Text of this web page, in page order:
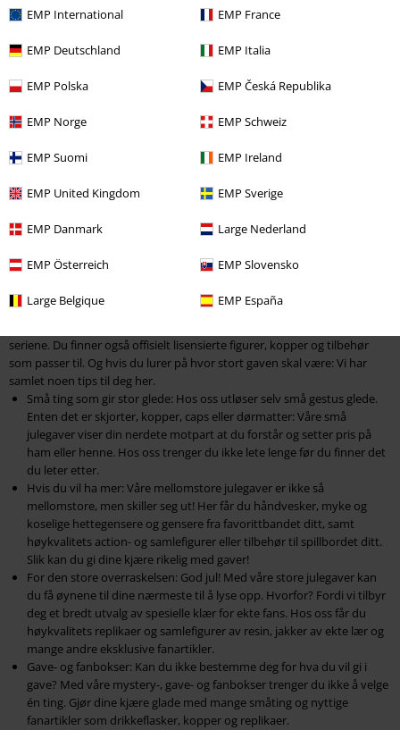
EMP International EMP France
EMP Deutschland EMP Italia
EMP Polska EMP Česká Republika
EMP Norge EMP Schweiz
EMP Suomi EMP Ireland
EMP United Kingdom EMP Sverige
EMP Danmark Large Nederland
EMP Österreich EMP Slovensko
Large Belgique EMP España
gaver!
Ho ho ho! Julen står for døren. Er pepperkakene tilbake i
Det føles som om høytiden alltid kommer litt for tidlig. Men ikke få
I vår nettbutikk finner du de perfekte julegavene for en fan-tastisk
Med vårtbrede utvalg av merch
samler vi fans og nerds under juletreet.
Hvert år begynner jakten på den perfekte julegaven
Har du ikke lyst til å gi bort dusjgel og deospray? Unngå bestemor-og-
bestefar-gaver ved å velge det fineste merch på denne siden av
fanbasen!
Tror du at kreative og kule julegaver ikke er din sterke side? Da kan du
overbevise deg selv om det motsatte med våre gaveideer!
seriene. Du finner også offisielt lisensierte figurer, kopper og tilbehør
som passer til. Og hvis du lurer på hvor stort gaven skal være: Vi har
samlet noen tips til deg her.
Små ting som gir stor glede: Hos oss utløser selv små gestus glede.
Enten det er skjorter, kopper, caps eller dørmatter: Våre små
julegaver viser din nerdete motpart at du forstår og setter pris på
ham eller henne. Hos oss trenger du ikke lete lenge før du finner det
du leter etter.
Hvis du vil ha mer: Våre mellomstore julegaver er ikke så
mellomstore, men skiller seg ut! Her får du håndvesker, myke og
koselige hettegensere og gensere fra favorittbandet ditt, samt
høykvalitets action- og samlefigurer eller tilbehør til spillbordet ditt.
Slik kan du gi dine kjære rikelig med gaver!
For den store overraskelsen: God jul! Med våre store julegaver kan
du få øynene til dine nærmeste til å lyse opp. Hvorfor? Fordi vi tilbyr
deg et bredt utvalg av spesielle klær for ekte fans. Hos oss får du
høykvalitets replikaer og samlefigurer av resin, jakker av ekte lær og
mange andre eksklusive fanartikler.
Gave- og fanbokser: Kan du ikke bestemme deg for hva du vil gi i
gave? Med våre mystery-, gave- og fanbokser trenger du ikke å velge
én ting. Gjør dine kjære glade med mange småting og nyttige
fanartikler som drikkeflasker, kopper og replikaer.